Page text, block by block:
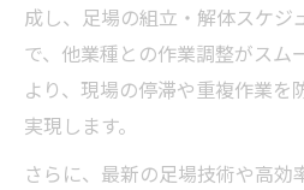
成し、足場の組立・解体スケジ
で、他業種との作業調整がスム
より、現場の停滞や重複作業を
実現します。
さらに、最新の足場技術や高効